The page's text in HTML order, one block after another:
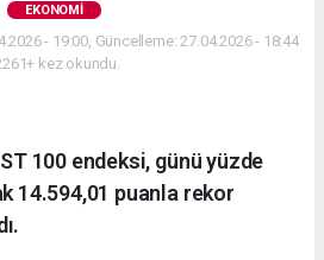
EKONOMI
- 19:00, Güncelleme: 27.04.2026 - 18:44
kez okundu.
100 endeksi, günü yüzde
14.594,01 puanla rekor